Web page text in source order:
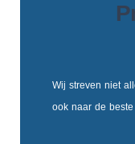
Wij streven niet
ook naar de